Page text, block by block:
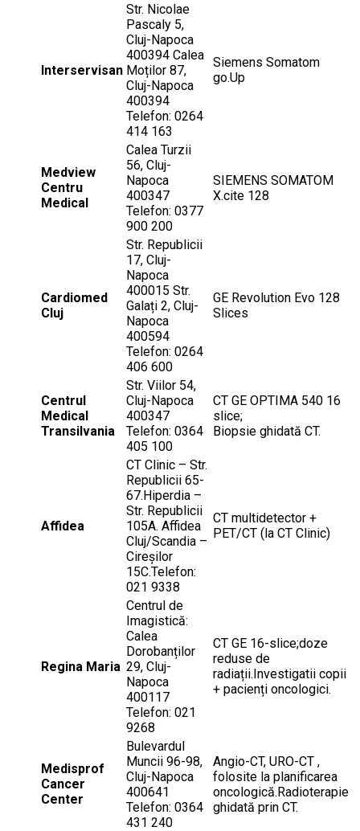
Interservisan
Str. Nicolae
Pascaly 5,
Cluj-Napoca
400394 Calea
Moților 87,
Cluj-Napoca
400394
Telefon: 0264
414 163
Siemens Somatom
go.Up
Medview
Centru
Medical
Calea Turzii
56, Cluj-
Napoca
400347
Telefon: 0377
900 200
SIEMENS SOMATOM
X.cite 128
Cardiomed
Cluj
Str. Republicii
17, Cluj-
Napoca
400015 Str.
Galați 2, Cluj-
Napoca
400594
Telefon: 0264
406 600
GE Revolution Evo 128
Slices
Centrul
Medical
Transilvania
Str. Viilor 54,
Cluj-Napoca
400347
Telefon: 0364
405 100
CT GE OPTIMA 540 16
slice;
Biopsie ghidată CT.
Affidea
CT Clinic – Str.
Republicii 65-
67.Hiperdia –
Str. Republicii
105A. Affidea
Cluj/Scandia –
Cireșilor
15C.Telefon:
021 9338
CT multidetector +
PET/CT (la CT Clinic)
Regina Maria
Centrul de
Imagistică:
Calea
Dorobanților
29, Cluj-
Napoca
400117
Telefon: 021
9268
CT GE 16-slice;doze
reduse de
radiații.Investigatii copii
+ pacienți oncologici.
Medisprof
Cancer
Center
Bulevardul
Muncii 96-98,
Cluj-Napoca
400641
Telefon: 0364
431 240
Angio-CT, URO-CT ,
folosite la planificarea
oncologică.Radioterapie
ghidată prin CT.